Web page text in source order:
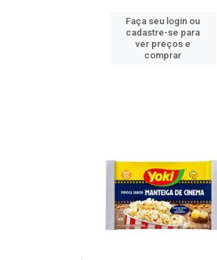
Faça seu login ou
cadastre-se para
ver preços e
comprar